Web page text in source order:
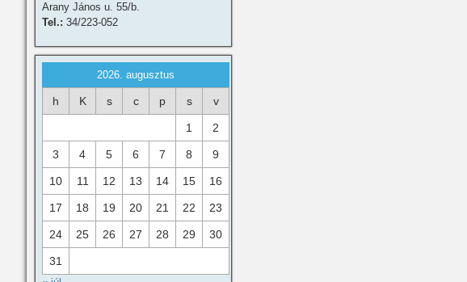
Arany János u. 55/b.
Tel.: 34/223-052
2026. augusztus
h K s c p s v
1 2
3 4 5 6 7 8 9
10 11 12 13 14 15 16
17 18 19 20 21 22 23
24 25 26 27 28 29 30
31